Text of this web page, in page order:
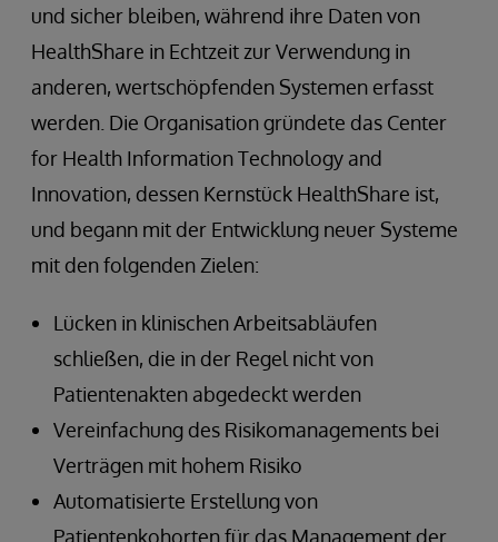
und sicher bleiben, während ihre Daten von
HealthShare in Echtzeit zur Verwendung in
anderen, wertschöpfenden Systemen erfasst
werden. Die Organisation gründete das Center
for Health Information Technology and
Innovation, dessen Kernstück HealthShare ist,
und begann mit der Entwicklung neuer Systeme
mit den folgenden Zielen:
Lücken in klinischen Arbeitsabläufen
schließen, die in der Regel nicht von
Patientenakten abgedeckt werden
Vereinfachung des Risikomanagements bei
Verträgen mit hohem Risiko
Automatisierte Erstellung von
Patientenkohorten für das Management der